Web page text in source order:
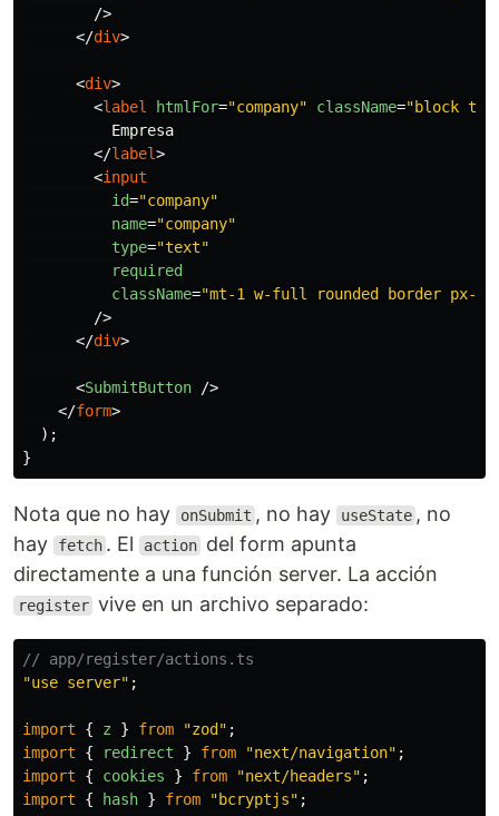
/>
</div>
<div>
<label htmlFor="company" className="block
          Empresa
</label>
<input
id="company"
name="company"
type="text"
required
className="mt-1 w-full rounded border px-3
/>
</div>
<SubmitButton
/>
</form>
);
}
Nota que no hay onSubmit , no hay useState , no
hay
fetch . El action del form apunta
directamente a una función server. La acción
register vive en un archivo separado:
// app/register/actions.ts
"use server" ;
import { z } from "zod " ;
import
{ redirect } from "next/navigation" ;
import
{ cookies } from "next/headers" ;
import
{ hash } from "bcryptjs" ;